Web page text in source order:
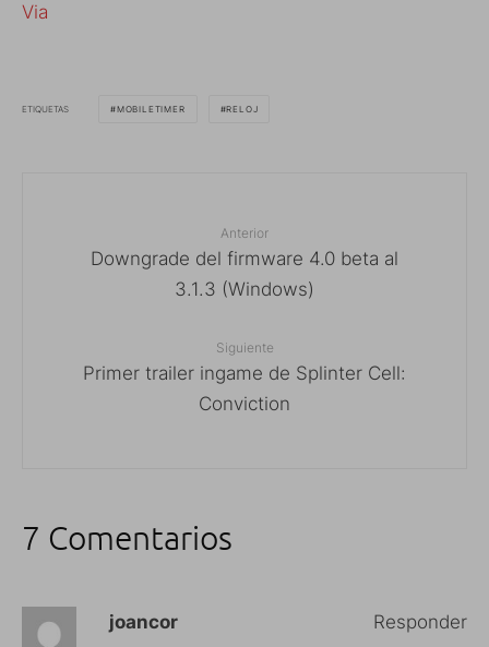
Via
ETIQUETAS MOBILETIMER RELOJ
Anterior
Downgrade del firmware 4.0 beta al
3.1.3 (Windows)
Siguiente
Primer trailer ingame de Splinter Cell:
Conviction
7 Comentarios
joancor Responder